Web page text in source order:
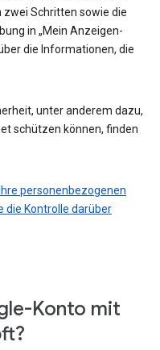
zwei Schritten sowie die
in „Mein Anzeigen-
die Informationen, die
unter anderem dazu,
schützen können, finden
personenbezogenen
die Kontrolle darüber
Konto mit